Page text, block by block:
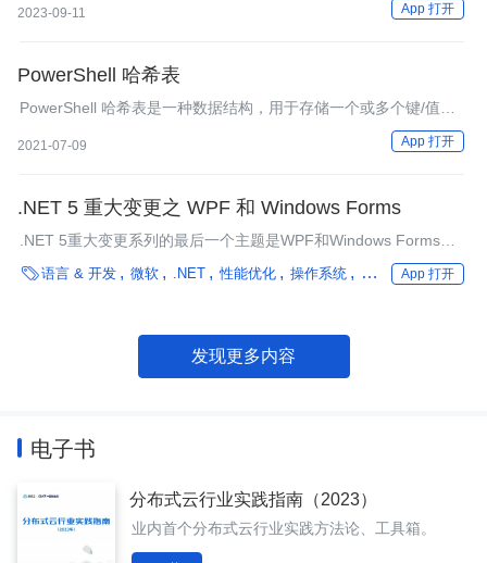
2023-09-11 App 打开
PowerShell 哈希表
PowerShell 哈希表是一种数据结构，用于存储一个或多个键/值
对。也称为字典或关联数组。在 PowerShell中，每个哈希表都有
一个哈希表对象。我们可以在 PowerShell 中使用 Hashtable 对象
2021-07-09 App 打开
.NET 5 重大变更之 WPF 和 Windows Forms
.NET 5重大变更系列的最后一个主题是WPF和Windows Forms。
这些桌面技术在.NET Core 3.0之前是不可用的，因为.NET Core
的早期版本主要专注于基于Web的应用程序（ASP.NET Core）。
语言 & 开发 微软 .NET 性能优化 操作系统 框架 App 打开
发现更多内容
电子书
分布式云行业实践指南（2023）
业内首个分布式云行业实践方法论、工具箱。